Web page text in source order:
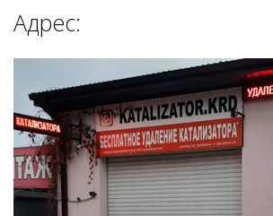
Адрес: